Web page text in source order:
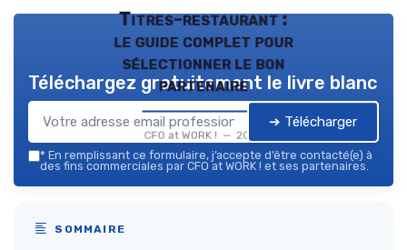
Titres-restaurant :
le guide complet pour
sélectionner le bon
partenaire
CFO at WORK ! — 2026
Téléchargez gratuitement le livre blanc
➔ Télécharger
* En remplissant ce formulaire, j’accepte d’être contacté(e) à
des fins commerciales par CFO at WORK ! et ses partenaires.
SOMMAIRE